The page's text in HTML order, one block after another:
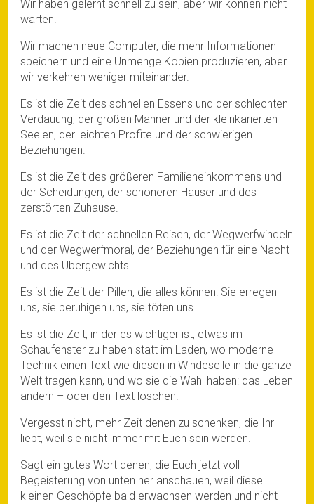
Wir haben gelernt schnell zu sein, aber wir können nicht
warten.
Wir machen neue Computer, die mehr Informationen
speichern und eine Unmenge Kopien produzieren, aber
wir verkehren weniger miteinander.
Es ist die Zeit des schnellen Essens und der schlechten
Verdauung, der großen Männer und der kleinkarierten
Seelen, der leichten Profite und der schwierigen
Beziehungen.
Es ist die Zeit des größeren Familieneinkommens und
der Scheidungen, der schöneren Häuser und des
zerstörten Zuhause.
Es ist die Zeit der schnellen Reisen, der Wegwerfwindeln
und der Wegwerfmoral, der Beziehungen für eine Nacht
und des Übergewichts.
Es ist die Zeit der Pillen, die alles können: Sie erregen
uns, sie beruhigen uns, sie töten uns.
Es ist die Zeit, in der es wichtiger ist, etwas im
Schaufenster zu haben statt im Laden, wo moderne
Technik einen Text wie diesen in Windeseile in die ganze
Welt tragen kann, und wo sie die Wahl haben: das Leben
ändern – oder den Text löschen.
Vergesst nicht, mehr Zeit denen zu schenken, die Ihr
liebt, weil sie nicht immer mit Euch sein werden.
Sagt ein gutes Wort denen, die Euch jetzt voll
Begeisterung von unten her anschauen, weil diese
kleinen Geschöpfe bald erwachsen werden und nicht